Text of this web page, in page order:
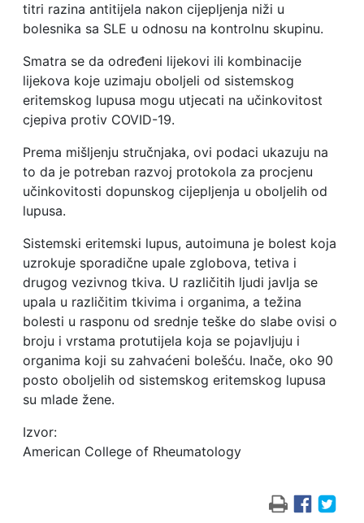
titri razina antitijela nakon cijepljenja niži u
bolesnika sa SLE u odnosu na kontrolnu skupinu.
Smatra se da određeni lijekovi ili kombinacije
lijekova koje uzimaju oboljeli od sistemskog
eritemskog lupusa mogu utjecati na učinkovitost
cjepiva protiv COVID-19.
Prema mišljenju stručnjaka, ovi podaci ukazuju na
to da je potreban razvoj protokola za procjenu
učinkovitosti dopunskog cijepljenja u oboljelih od
lupusa.
Sistemski eritemski lupus, autoimuna je bolest koja
uzrokuje sporadične upale zglobova, tetiva i
drugog vezivnog tkiva. U različitih ljudi javlja se
upala u različitim tkivima i organima, a težina
bolesti u rasponu od srednje teške do slabe ovisi o
broju i vrstama protutijela koja se pojavljuju i
organima koji su zahvaćeni bolešću. Inače, oko 90
posto oboljelih od sistemskog eritemskog lupusa
su mlade žene.
Izvor:
American College of Rheumatology